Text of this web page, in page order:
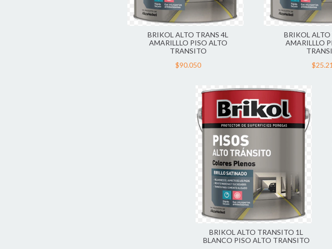
BRIKOL ALTO TRANS 4L
AMARILLLO PISO ALTO
TRANSITO
$90.050
BRIKOL ALTO
AMARILLLO
BRIKOL ALTO TRANSITO 1L
BLANCO PISO ALTO TRANSITO